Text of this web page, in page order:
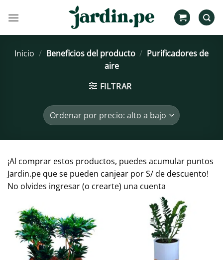
Inicio / Beneficios del producto / Purificadores de
aire
FILTRAR
¡Al comprar estos productos, puedes acumular puntos
Jardin.pe que se pueden canjear por S/ de descuento!
No olvides ingresar (o crearte) una cuenta